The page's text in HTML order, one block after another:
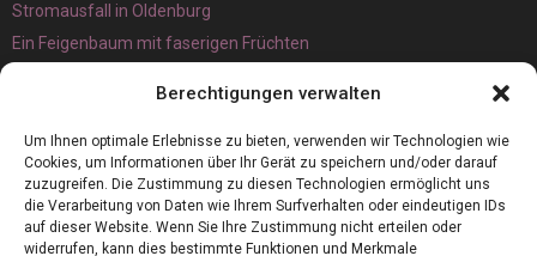
Berechtigungen verwalten
Um Ihnen optimale Erlebnisse zu bieten, verwenden wir Technologien wie
Cookies, um Informationen über Ihr Gerät zu speichern und/oder darauf
zuzugreifen. Die Zustimmung zu diesen Technologien ermöglicht uns
die Verarbeitung von Daten wie Ihrem Surfverhalten oder eindeutigen IDs
auf dieser Website. Wenn Sie Ihre Zustimmung nicht erteilen oder
widerrufen, kann dies bestimmte Funktionen und Merkmale
Stromausfall in Oldenburg
Ein Feigenbaum mit faserigen Früchten
Magnetangeln